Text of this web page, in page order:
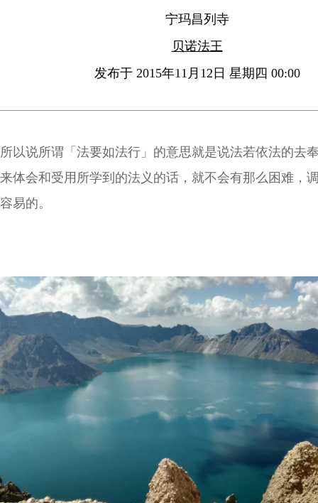
宁玛昌列寺
贝诺法王
发布于 2015年11月12日 星期四 00:00
所以说所谓「法要如法行」的意思就是说法若依法的去
来体会和受用所学到的法义的话，就不会有那么困难，
容易的。